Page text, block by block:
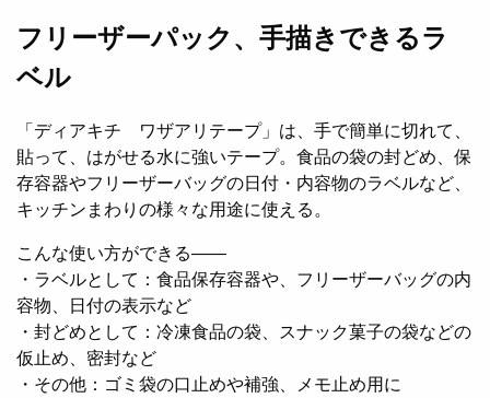
フリーザーパック、手描きできるラ
ベル
「ディアキチ ワザアリテープ」は、手で簡単に切れて、
貼って、はがせる水に強いテープ。食品の袋の封どめ、保
存容器やフリーザーバッグの日付・内容物のラベルなど、
キッチンまわりの様々な用途に使える。
こんな使い方ができる――
・ラベルとして：食品保存容器や、フリーザーバッグの内
容物、日付の表示など
・封どめとして：冷凍食品の袋、スナック菓子の袋などの
仮止め、密封など
・その他：ゴミ袋の口止めや補強、メモ止め用に